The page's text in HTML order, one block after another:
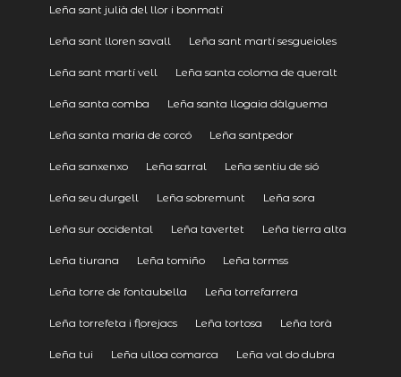
Leña sant julià del llor i bonmatí
Leña sant lloren savall Leña sant martí sesgueioles
Leña sant martí vell Leña santa coloma de queralt
Leña santa comba Leña santa llogaia dàlguema
Leña santa maria de corcó Leña santpedor
Leña sanxenxo Leña sarral Leña sentiu de sió
Leña seu durgell Leña sobremunt Leña sora
Leña sur occidental Leña tavertet Leña tierra alta
Leña tiurana Leña tomiño Leña tormss
Leña torre de fontaubella Leña torrefarrera
Leña torrefeta i florejacs Leña tortosa Leña torà
Leña tui Leña ulloa comarca Leña val do dubra